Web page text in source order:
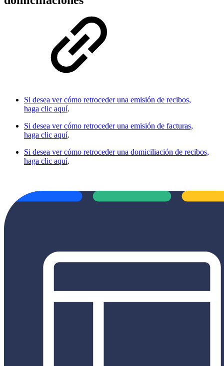
Si desea ver cómo retroceder una emisión de recibos,
haga clic aquí.
Si desea ver cómo retroceder una emisión de facturas,
haga clic aquí.
Si desea ver cómo retroceder una domiciliación de recibos,
haga clic aquí.